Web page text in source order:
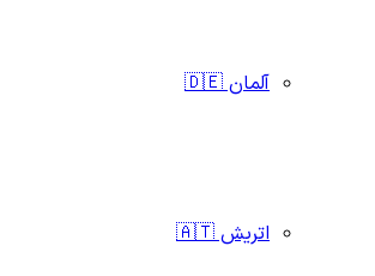
آلمان 🇩🇪
اتریش 🇦🇹